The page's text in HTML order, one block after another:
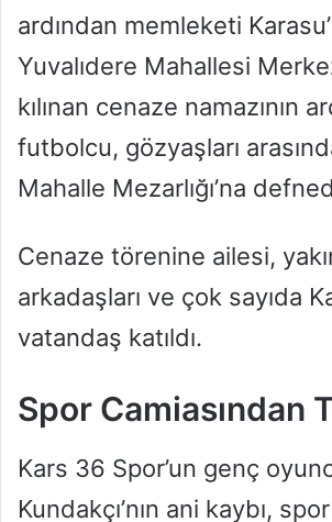
ardından memleketi
Yuvalıdere Mahallesi
kılınan cenaze namazının
futbolcu, gözyaşları
Mahalle Mezarlığı’na
Cenaze törenine ailesi,
arkadaşları ve çok sayıda
vatandaş katıldı.
Spor Camiasından
Kars 36 Spor’un genç
Kundakçı’nın ani kaybı,